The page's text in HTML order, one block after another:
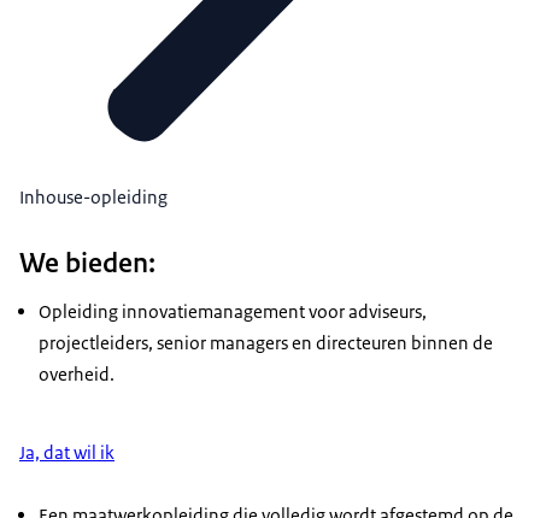
Inhouse-opleiding
We bieden:
Opleiding innovatiemanagement voor adviseurs,
projectleiders, senior managers en directeuren binnen de
overheid.
Ja, dat wil ik